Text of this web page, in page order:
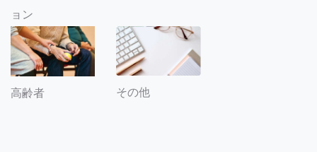
ョン
高齢者 その他